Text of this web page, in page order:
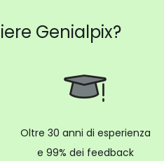
Genialpix?
Oltre 30 anni di esperienza
e 99% dei feedback